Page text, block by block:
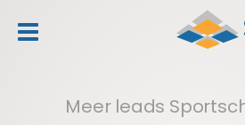
Meer leads
header_toggle_navigation